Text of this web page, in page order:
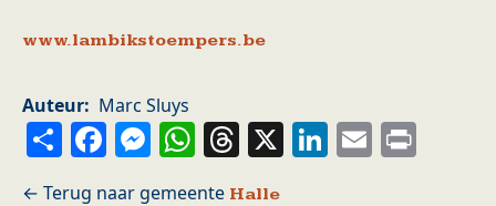
www.lambikstoempers.be
Auteur Marc Sluys
ShareFacebook
Messenger
WhatsApp
Threads
X LinkedIn
Email
Halle